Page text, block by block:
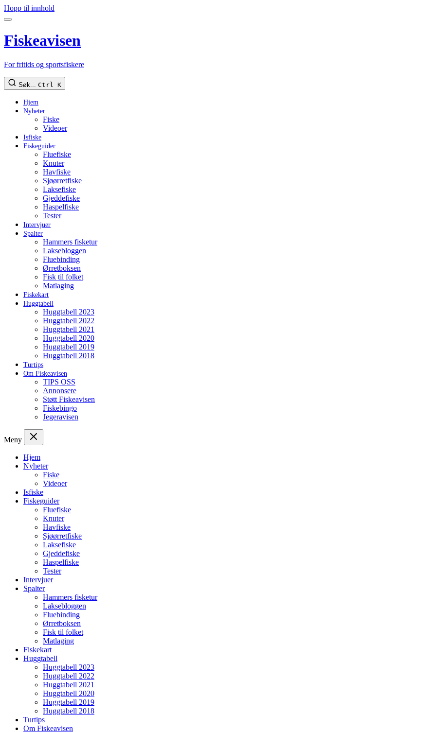
Hopp til innhold
Fiskeavisen
For fritids og sportsfiskere
Søk... Ctrl K
Hjem
Nyheter
Fiske
Videoer
Isfiske
Fiskeguider
Fluefiske
Knuter
Havfiske
Sjøørretfiske
Laksefiske
Gjeddefiske
Haspelfiske
Tester
Intervjuer
Spalter
Hammers fisketur
Laksebloggen
Fluebinding
Ørretboksen
Fisk til folket
Matlaging
Fiskekart
Huggtabell
Huggtabell 2023
Huggtabell 2022
Huggtabell 2021
Huggtabell 2020
Huggtabell 2019
Huggtabell 2018
Turtips
Om Fiskeavisen
TIPS OSS
Annonsere
Støtt Fiskeavisen
Fiskebingo
Jegeravisen
Meny
Hjem
Nyheter
Fiske
Videoer
Isfiske
Fiskeguider
Fluefiske
Knuter
Havfiske
Sjøørretfiske
Laksefiske
Gjeddefiske
Haspelfiske
Tester
Intervjuer
Spalter
Hammers fisketur
Laksebloggen
Fluebinding
Ørretboksen
Fisk til folket
Matlaging
Fiskekart
Huggtabell
Huggtabell 2023
Huggtabell 2022
Huggtabell 2021
Huggtabell 2020
Huggtabell 2019
Huggtabell 2018
Turtips
Om Fiskeavisen